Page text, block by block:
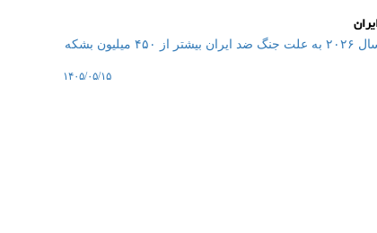
به گزارش سیب پال، واردات نفت خام چین در سال ۲۰۲۶ به علت جنگ ضد ایران بیشتر از ۴۵۰ میلیون بشکه
۱۴۰۵/۰۵/۱۵